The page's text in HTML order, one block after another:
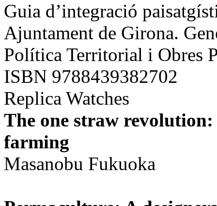
Guia d’integració
Ajuntament de Girona.
Política Territorial i Obres
ISBN 9788439382702
Replica Watches
The one straw
farming
Masanobu Fukuoka